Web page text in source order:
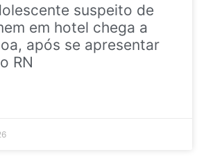
suspeito de
em hotel chega a
após se apresentar
RN